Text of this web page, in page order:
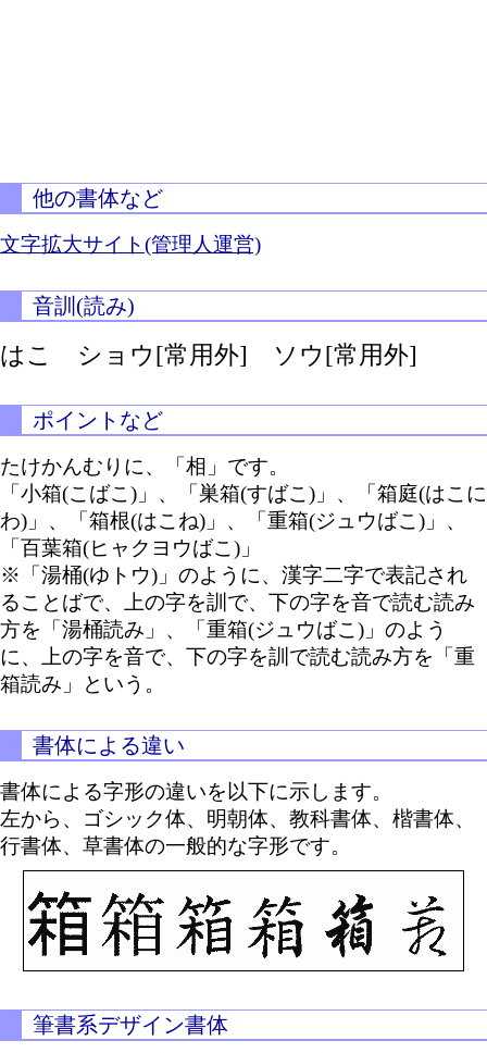
他の書体など
文字拡大サイト(管理人運営)
音訓(読み)
はこ ショウ[常用外] ソウ[常用外]
ポイントなど
たけかんむりに、「相」です。
「小箱(こばこ)」、「巣箱(すばこ)」、「箱庭(はこに
わ)」、「箱根(はこね)」、「重箱(ジュウばこ)」、
「百葉箱(ヒャクヨウばこ)」
※「湯桶(ゆトウ)」のように、漢字二字で表記され
ることばで、上の字を訓で、下の字を音で読む読み
方を「湯桶読み」、「重箱(ジュウばこ)」のよう
に、上の字を音で、下の字を訓で読む読み方を「重
箱読み」という。
書体による違い
書体による字形の違いを以下に示します。
左から、ゴシック体、明朝体、教科書体、楷書体、
行書体、草書体の一般的な字形です。
筆書系デザイン書体